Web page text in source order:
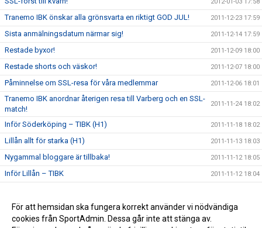
Tranemo IBK önskar alla grönsvarta en riktigt GOD JUL! 2011-12-23 17:59
Sista anmälningsdatum närmar sig! 2011-12-14 17:59
Restade byxor! 2011-12-09 18:00
Restade shorts och väskor! 2011-12-07 18:00
Påminnelse om SSL-resa för våra medlemmar 2011-12-06 18:01
Tranemo IBK anordnar återigen resa till Varberg och en SSL-
match!
2011-11-24 18:02
Inför Söderköping – TIBK (H1) 2011-11-18 18:02
Lillån allt för starka (H1) 2011-11-13 18:03
Nygammal bloggare är tillbaka! 2011-11-12 18:05
Inför Lillån – TIBK 2011-11-12 18:04
Den nya hemsidan är nu igång! 2011-10-30 18:06
Nya träningskläder 2011-10-29 18:06
För att hemsidan ska fungera korrekt använder vi nödvändiga
cookies från SportAdmin. Dessa går inte att stänga av.